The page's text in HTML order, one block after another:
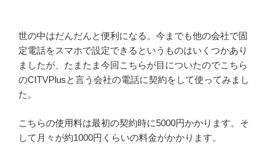
世の中はだんだんと便利になる。今までも他の会社で固
定電話をスマホで設定できるというものはいくつかあり
ましたが、たまたま今回こちらが目についたのでこちら
のCITVPlusと言う会社の電話に契約をして使ってみまし
た。
こちらの使用料は最初の契約時に5000円かかります。そ
して月々が約1000円くらいの料金がかかります。